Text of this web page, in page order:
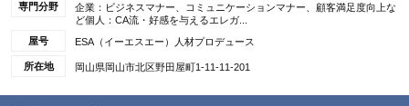
専門分野
企業：ビジネスマナー、コミュニケーションマナー、顧客満足度向上な
ど個人：CA流・好感を与えるエレガ...
屋号
ESA（イーエスエー）人材プロデュース
所在地 岡山県岡山市北区野田屋町1-11-11-201